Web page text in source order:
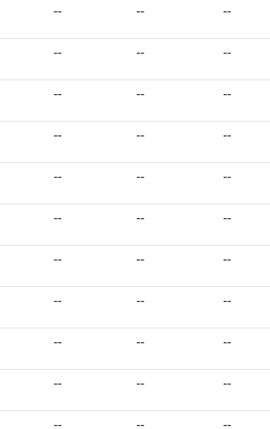
-- -- --
-- -- --
-- -- --
-- -- --
-- -- --
-- -- --
-- -- --
-- -- --
-- -- --
-- -- --
-- -- --